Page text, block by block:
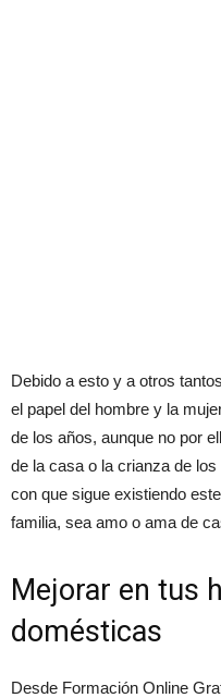
Debido a esto y a otros tantos
el papel del hombre y la
de los años, aunque no por
de la casa o la crianza de
con que sigue existiendo
familia, sea amo o ama de
Mejorar en tus
domésticas
Desde Formación Online